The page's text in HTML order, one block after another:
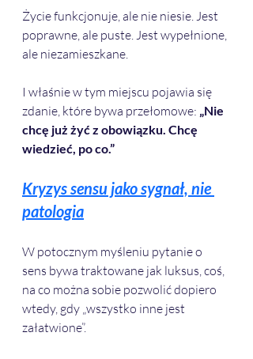
Życie funkcjonuje, ale nie niesie. Jest
poprawne, ale puste. Jest wypełnione,
ale niezamieszkane.
I właśnie w tym miejscu pojawia się
zdanie, które bywa przełomowe: „Nie
chcę już żyć z obowiązku. Chcę
wiedzieć, po co.”
Kryzys sensu jako sygnał, nie
patologia
W potocznym myśleniu pytanie o
sens bywa traktowane jak luksus, coś,
na co można sobie pozwolić dopiero
wtedy, gdy „wszystko inne jest
załatwione”.